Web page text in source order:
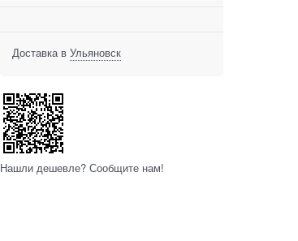
Доставка в Ульяновск
Нашли дешевле? Сообщите нам!